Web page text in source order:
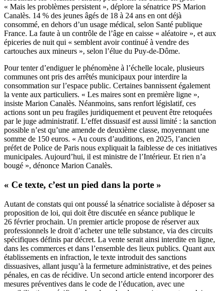
« Mais les problèmes persistent », déplore la sénatrice PS Marion
Canalès. 14 % des jeunes âgés de 18 à 24 ans en ont déjà
consommé, en dehors d’un usage médical, selon Santé publique
France. La faute à un contrôle de l’âge en caisse « aléatoire », et aux
épiceries de nuit qui « semblent avoir continué à vendre des
cartouches aux mineurs », selon l’élue du Puy-de-Dôme.
Pour tenter d’endiguer le phénomène à l’échelle locale, plusieurs
communes ont pris des arrêtés municipaux pour interdire la
consommation sur l’espace public. Certaines bannissent également
la vente aux particuliers. « Les maires sont en première ligne »,
insiste Marion Canalès. Néanmoins, sans renfort législatif, ces
actions sont un peu fragiles juridiquement et peuvent être retoquées
par le juge administratif. L’effet dissuasif est aussi limité : la sanction
possible n’est qu’une amende de deuxième classe, moyennant une
somme de 150 euros. « Au cours d’auditions, en 2025, l’ancien
préfet de Police de Paris nous expliquait la faiblesse de ces initiatives
municipales. Aujourd’hui, il est ministre de l’Intérieur. Et rien n’a
bougé », dénonce Marion Canalès.
« Ce texte, c’est un pied dans la porte »
Autant de constats qui ont poussé la sénatrice socialiste à déposer sa
proposition de loi, qui doit être discutée en séance publique le
26 février prochain. Un premier article propose de réserver aux
professionnels le droit d’acheter une telle substance, via des circuits
spécifiques définis par décret. La vente serait ainsi interdite en ligne,
dans les commerces et dans l’ensemble des lieux publics. Quant aux
établissements en infraction, le texte introduit des sanctions
dissuasives, allant jusqu’à la fermeture administrative, et des peines
pénales, en cas de récidive. Un second article entend incorporer des
mesures préventives dans le code de l’éducation, avec une